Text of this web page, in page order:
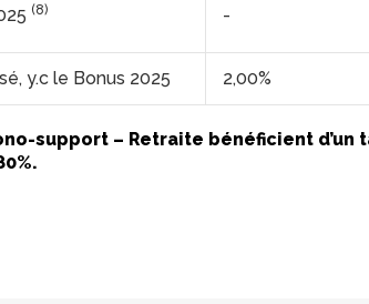
(8) -
y.c le Bonus 2025 2,00%
support – Retraite bénéficient d’un